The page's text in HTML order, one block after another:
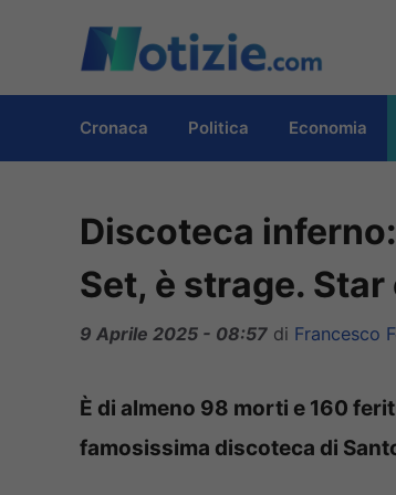
contenuto
Cronaca Politica Economia
Discoteca
Set, è strage.
9 Aprile 2025 - 08:57 di Francesco
È di almeno 98 morti e 160
famosissima discoteca di